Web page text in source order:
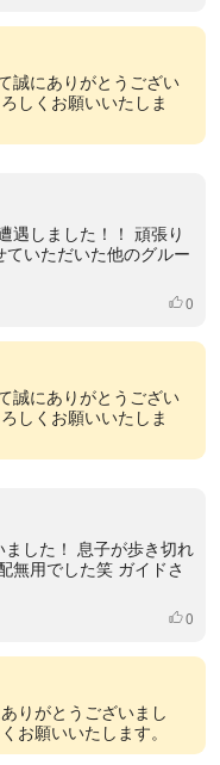
誠にありがとうござい
しくお願いいたしま
遇しました！！ 頑張り
いただいた他のグルー
いいね
0
誠にありがとうござい
しくお願いいたしま
した！ 息子が歩き切れ
無用でした笑 ガイドさ
いいね
0
りがとうございまし
お願いいたします。